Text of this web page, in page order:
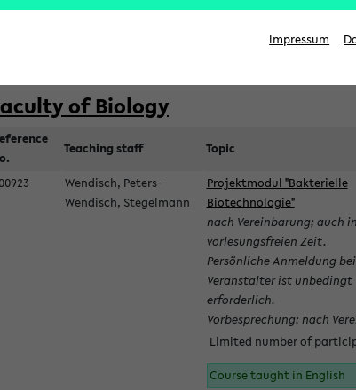
of Biology
Teaching staff Topic
Wendisch, Peters-
Wendisch, Stegelmann
Projektmodul "Bakterielle
Biotechnologie"
nach Vereinbarung; auch
vorlesungsfreien Zeit.
Persönliche Anmeldung
Veranstalter ist unbedingt
erforderlich.
Vorbesprechung: nach
Limited number of
Course taught in English
Impressum